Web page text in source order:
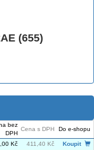
(655)
bez
DPH
Cena s DPH Do e-shopu
Kč 411,40 Kč
Koupit